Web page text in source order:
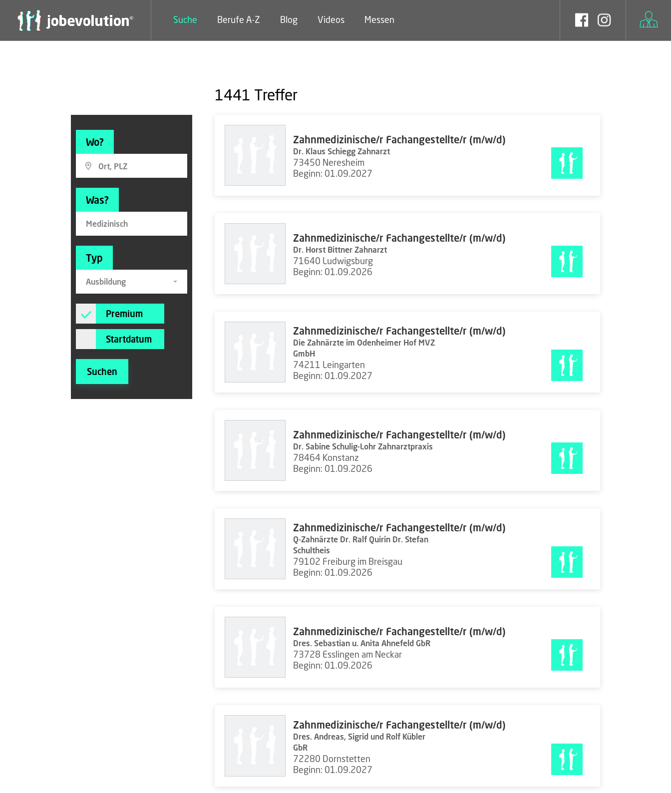
Suche Berufe A-Z Blog Videos Messen
Wo?
Was?
Typ
Ausbildung
Premium
Startdatum
Suchen
1441 Treffer
Zahnmedizinische/r Fachangestellte/r (m/w/d)
Dr. Klaus Schiegg Zahnarzt
73450 Neresheim
Beginn: 01.09.2027
Zahnmedizinische/r Fachangestellte/r (m/w/d)
Dr. Horst Bittner Zahnarzt
71640 Ludwigsburg
Beginn: 01.09.2026
Zahnmedizinische/r Fachangestellte/r (m/w/d)
Die Zahnärzte im Odenheimer Hof MVZ
GmbH
74211 Leingarten
Beginn: 01.09.2027
Zahnmedizinische/r Fachangestellte/r (m/w/d)
Dr. Sabine Schulig-Lohr Zahnarztpraxis
78464 Konstanz
Beginn: 01.09.2026
Zahnmedizinische/r Fachangestellte/r (m/w/d)
Q-Zahnärzte Dr. Ralf Quirin Dr. Stefan
Schultheis
79102 Freiburg im Breisgau
Beginn: 01.09.2026
Zahnmedizinische/r Fachangestellte/r (m/w/d)
Dres. Sebastian u. Anita Ahnefeld GbR
73728 Esslingen am Neckar
Beginn: 01.09.2026
Zahnmedizinische/r Fachangestellte/r (m/w/d)
Dres. Andreas, Sigrid und Rolf Kübler
GbR
72280 Dornstetten
Beginn: 01.09.2027